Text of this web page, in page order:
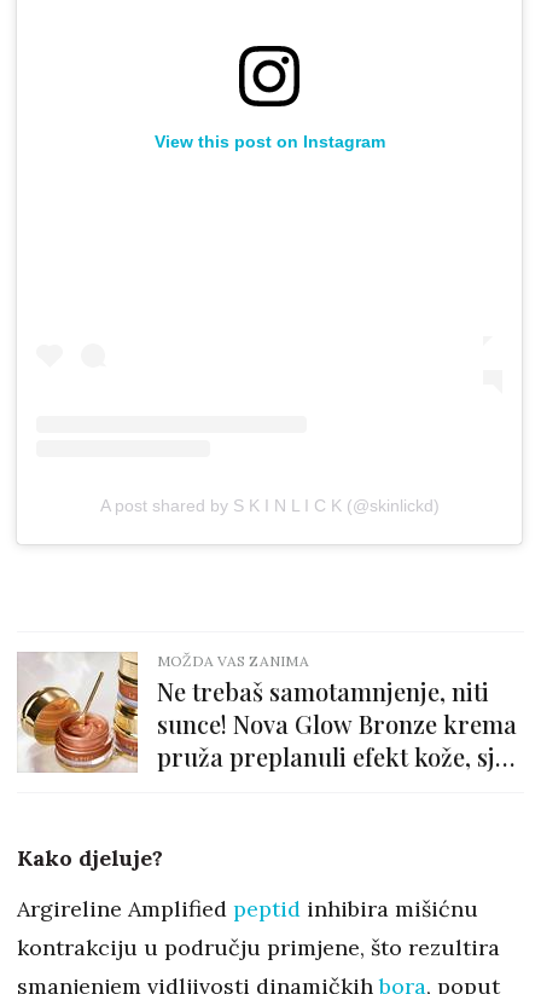
View this post on Instagram
A post shared by S K I N L I C K (@skinlickd)
MOŽDA VAS ZANIMA
Ne trebaš samotamnjenje, niti
sunce! Nova Glow Bronze krema
pruža preplanuli efekt kože, sjaj
Kako djeluje?
Argireline Amplified peptid inhibira mišićnu
kontrakciju u području primjene, što rezultira
smanjenjem vidljivosti dinamičkihbora, poput